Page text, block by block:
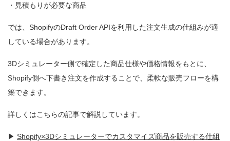
・見積もりが必要な商品
では、ShopifyのDraft Order APIを利用した注文生成の仕組みが適
している場合があります。
3Dシミュレーター側で確定した商品仕様や価格情報をもとに、
Shopify側へ下書き注文を作成することで、柔軟な販売フローを構
築できます。
詳しくはこちらの記事で解説しています。
▶ Shopify×3Dシミュレーターでカスタマイズ商品を販売する仕組